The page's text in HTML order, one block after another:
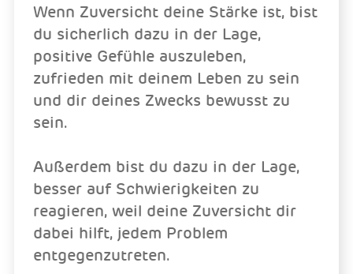
Wenn Zuversicht deine Stärke ist, bist
du sicherlich dazu in der Lage,
positive Gefühle auszuleben,
zufrieden mit deinem Leben zu sein
und dir deines Zwecks bewusst zu
sein.
Außerdem bist du dazu in der Lage,
besser auf Schwierigkeiten zu
reagieren, weil deine Zuversicht dir
dabei hilft, jedem Problem
entgegenzutreten.